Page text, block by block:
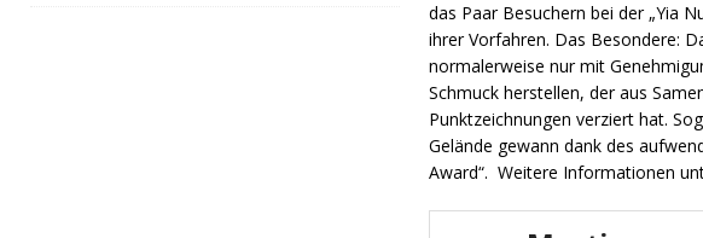
das Paar Besuchern bei der „Yia
ihrer Vorfahren. Das Besondere:
normalerweise nur mit
Schmuck herstellen, der aus
Punktzeichnungen verziert hat.
Gelände gewann dank des
Award“. Weitere Informationen